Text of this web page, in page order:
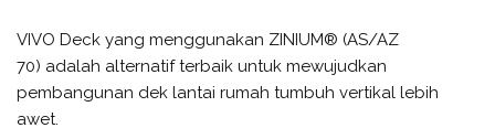
VIVO Deck yang menggunakan ZINIUM® (AS/AZ
70) adalah alternatif terbaik untuk mewujudkan
pembangunan dek lantai rumah tumbuh vertikal lebih
awet.